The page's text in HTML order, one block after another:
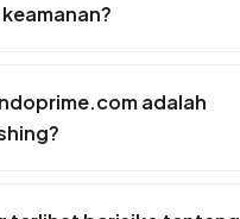
adalah